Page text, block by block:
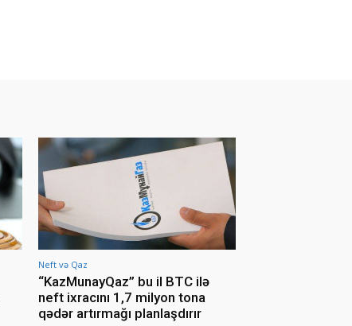
Neft və Qaz
“KazMunayQaz” bu il BTC ilə
neft ixracını 1,7 milyon tona
qədər artırmağı planlaşdırır